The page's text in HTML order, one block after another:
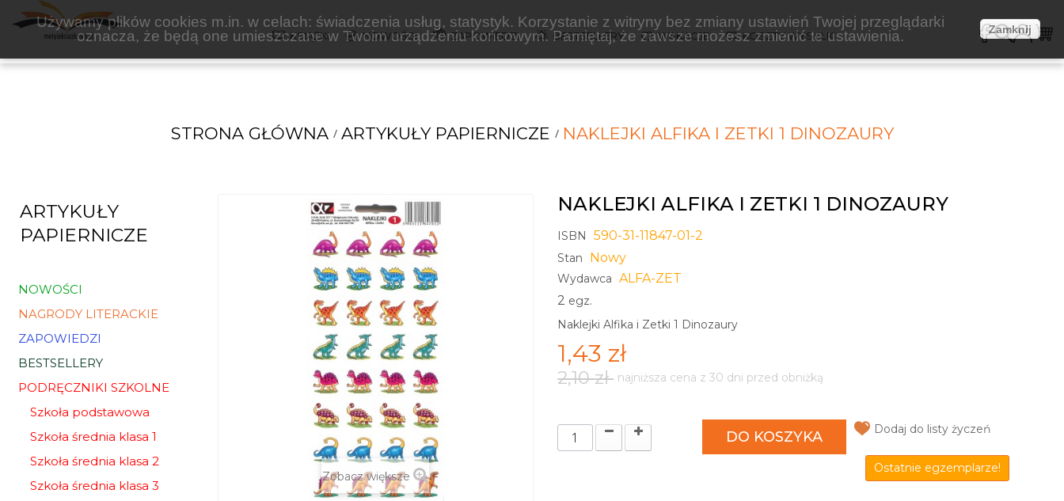
ALFA-ZET
Używamy plików cookies m.in. w celach: świadczenia usług, statystyk. Korzystanie z witryny bez zmiany ustawień Twojej przeglądarki
oznacza, że będą one umieszczane w Twoim urządzeniu końcowym. Pamiętaj, że zawsze możesz zmienić te ustawienia.
Zamknij
KSIĄŻKI NOWOŚCI ZAPOWIEDZI BESTSELLERY WAKACJE KOSZTY WYSYŁKI
STRONA GŁÓWNA ARTYKUŁY PAPIERNICZE NAKLEJKI ALFIKA I ZETKI 1 DINOZAURY
ARTYKUŁY
PAPIERNICZE
NOWOŚCI
NAGRODY LITERACKIE
ZAPOWIEDZI
BESTSELLERY
PODRĘCZNIKI SZKOLNE
Szkoła podstawowa
Szkoła średnia klasa 1
Szkoła średnia klasa 2
Szkoła średnia klasa 3
Zobacz większe
NAKLEJKI ALFIKA I ZETKI 1 DINOZAURY
ISBN 590-31-11847-01-2
Stan Nowy
Wydawca ALFA-ZET
2 egz.
Naklejki Alfika i Zetki 1 Dinozaury
1,43 zł
2,10 zł najniższa cena z 30 dni przed obniżką
DO KOSZYKA Dodaj do listy życzeń
Ostatnie egzemplarze!